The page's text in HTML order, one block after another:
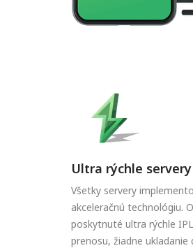
Ultra rýchle servery
Všetky servery
akceleračnú technológiu.
poskytnuté ultra rýchle
prenosu, žiadne